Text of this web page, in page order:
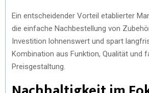
Ein entscheidender Vorteil etablierter
die einfache Nachbestellung von
Investition lohnenswert und spart
Kombination aus Funktion, Qualität und
Preisgestaltung.